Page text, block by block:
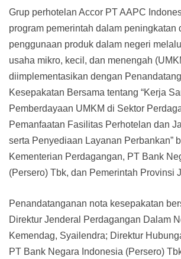
Grup perhotelan Accor PT AAPC
program pemerintah dalam peningkatan
penggunaan produk dalam negeri
usaha mikro, kecil, dan menengah
diimplementasikan dengan
Kesepakatan Bersama tentang “Kerja
Pemberdayaan UMKM di Sektor
Pemanfaatan Fasilitas Perhotelan dan
serta Penyediaan Layanan Perbankan”
Kementerian Perdagangan, PT Bank
(Persero) Tbk, dan Pemerintah Provinsi
Penandatanganan nota kesepakatan
Direktur Jenderal Perdagangan Dalam
Kemendag, Syailendra; Direktur
PT Bank Negara Indonesia (Persero)